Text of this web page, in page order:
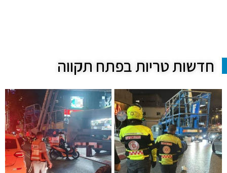
חדשות טריות בפתח תקווה